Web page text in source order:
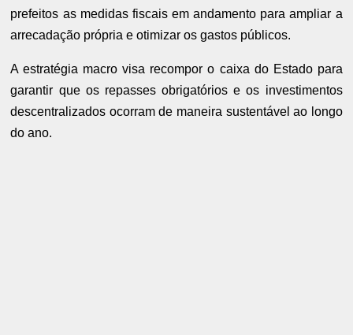
prefeitos as medidas fiscais em andamento para ampliar a
arrecadação própria e otimizar os gastos públicos.
A estratégia macro visa recompor o caixa do Estado para
garantir que os repasses obrigatórios e os investimentos
descentralizados ocorram de maneira sustentável ao longo
do ano.